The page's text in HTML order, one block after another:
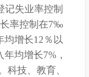
记失业率控制
率控制在7‰
均增长12％以
均增长7%，
科技、教育、